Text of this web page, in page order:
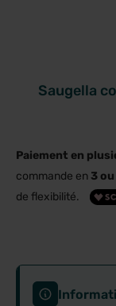
Saugella
Paiement en
commande en 3
de flexibilité.